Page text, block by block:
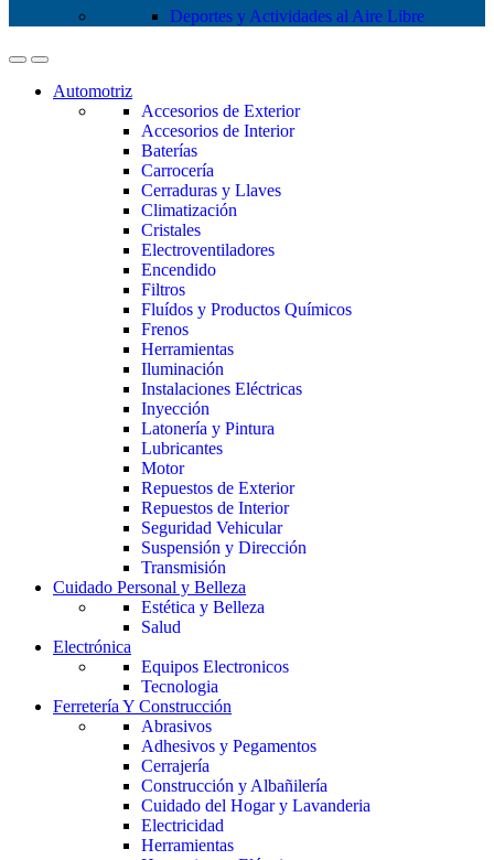
Deportes y Actividades al Aire Libre
Automotriz
Accesorios de Exterior
Accesorios de Interior
Baterías
Carrocería
Cerraduras y Llaves
Climatización
Cristales
Electroventiladores
Encendido
Filtros
Fluídos y Productos Químicos
Frenos
Herramientas
Iluminación
Instalaciones Eléctricas
Inyección
Latonería y Pintura
Lubricantes
Motor
Repuestos de Exterior
Repuestos de Interior
Seguridad Vehicular
Suspensión y Dirección
Transmisión
Cuidado Personal y Belleza
Estética y Belleza
Salud
Electrónica
Equipos Electronicos
Tecnologia
Ferretería Y Construcción
Abrasivos
Adhesivos y Pegamentos
Cerrajería
Construcción y Albañilería
Cuidado del Hogar y Lavanderia
Electricidad
Herramientas